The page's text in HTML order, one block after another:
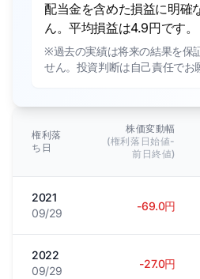
配当金を含めた損益に明確
ん。平均損益は4.9円です。
※過去の実績は将来の結果を保
せん。投資判断は自己責任でお
権利落
ち日
株価変動幅
(権利落日始値-
前日終値)
2021
09/29
-69.0円
2022
09/29
-27.0円